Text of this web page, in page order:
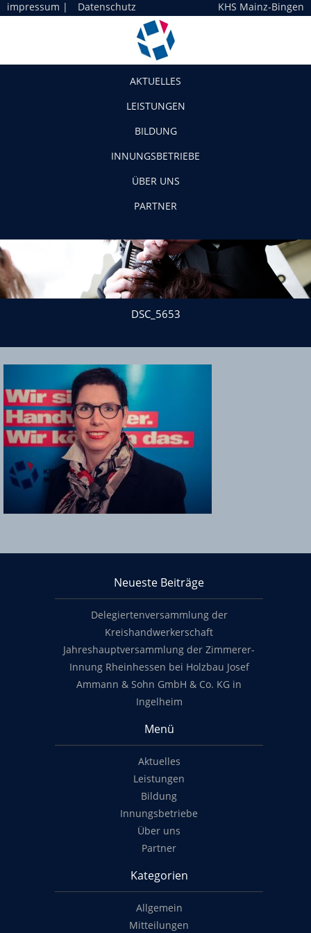
impressum | Datenschutz KHS Mainz-Bingen
AKTUELLES
LEISTUNGEN
BILDUNG
INNUNGSBETRIEBE
ÜBER UNS
PARTNER
DSC_5653
Neueste Beiträge
Delegiertenversammlung der
Kreishandwerkerschaft
Jahreshauptversammlung der Zimmerer-
Innung Rheinhessen bei Holzbau Josef
Ammann & Sohn GmbH & Co. KG in
Ingelheim
Menü
Aktuelles
Leistungen
Bildung
Innungsbetriebe
Über uns
Partner
Kategorien
Allgemein
Mitteilungen